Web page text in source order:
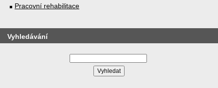
Pracovní rehabilitace
Vyhledávání